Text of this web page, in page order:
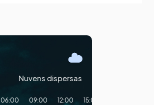
Nuvens dispersas
06:00 09:00 12:00 15:00